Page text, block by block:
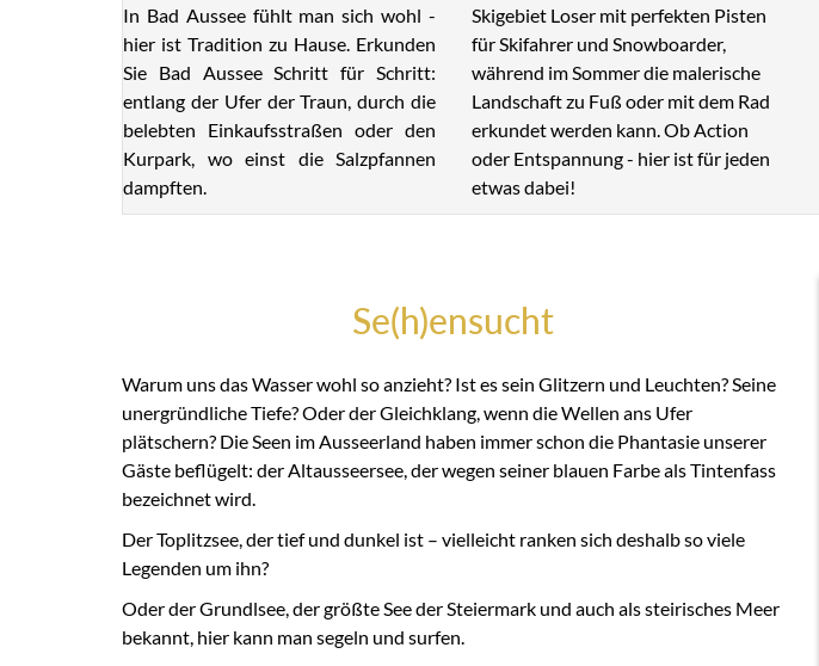
In Bad Aussee fühlt man sich wohl -
hier ist Tradition zu Hause. Erkunden
Sie Bad Aussee Schritt für Schritt:
entlang der Ufer der Traun, durch die
belebten Einkaufsstraßen oder den
Kurpark, wo einst die Salzpfannen
dampften.
Skigebiet Loser mit perfekten Pisten
für Skifahrer und Snowboarder,
während im Sommer die malerische
Landschaft zu Fuß oder mit dem Rad
erkundet werden kann. Ob Action
oder Entspannung - hier ist für jeden
etwas dabei!
Se(h)ensucht
Warum uns das Wasser wohl so anzieht? Ist es sein Glitzern und Leuchten? Seine
unergründliche Tiefe? Oder der Gleichklang, wenn die Wellen ans Ufer
plätschern? Die Seen im Ausseerland haben immer schon die Phantasie unserer
Gäste beflügelt: der Altausseersee, der wegen seiner blauen Farbe als Tintenfass
bezeichnet wird.
Der Toplitzsee, der tief und dunkel ist – vielleicht ranken sich deshalb so viele
Legenden um ihn?
Oder der Grundlsee, der größte See der Steiermark und auch als steirisches Meer
bekannt, hier kann man segeln und surfen.